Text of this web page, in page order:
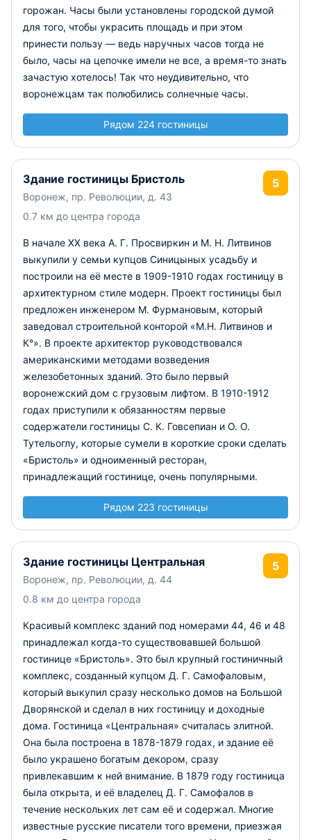
горожан. Часы были установлены городской думой
для того, чтобы украсить площадь и при этом
принести пользу — ведь наручных часов тогда не
было, часы на цепочке имели не все, а время-то знать
зачастую хотелось! Так что неудивительно, что
воронежцам так полюбились солнечные часы.
Рядом 224 гостиницы
Здание гостиницы Бристоль
Воронеж, пр. Революции, д. 43
0.7 км до центра города
5
В начале XX века А. Г. Просвиркин и М. Н. Литвинов
выкупили у семьи купцов Синицыных усадьбу и
построили на её месте в 1909-1910 годах гостиницу в
архитектурном стиле модерн. Проект гостиницы был
предложен инженером М. Фурмановым, который
заведовал строительной конторой «М.Н. Литвинов и
К°». В проекте архитектор руководствовался
американскими методами возведения
железобетонных зданий. Это было первый
воронежский дом с грузовым лифтом. В 1910-1912
годах приступили к обязанностям первые
содержатели гостиницы С. К. Говсепиан и О. О.
Тутельоглу, которые сумели в короткие сроки сделать
«Бристоль» и одноименный ресторан,
принадлежащий гостинице, очень популярными.
Рядом 223 гостиницы
Здание гостиницы Центральная
Воронеж, пр. Революции, д. 44
0.8 км до центра города
5
Красивый комплекс зданий под номерами 44, 46 и 48
принадлежал когда-то существовавшей большой
гостинице «Бристоль». Это был крупный гостиничный
комплекс, созданный купцом Д. Г. Самофаловым,
который выкупил сразу несколько домов на Большой
Дворянской и сделал в них гостиницу и доходные
дома. Гостиница «Центральная» считалась элитной.
Она была построена в 1878-1879 годах, и здание её
было украшено богатым декором, сразу
привлекавшим к ней внимание. В 1879 году гостиница
была открыта, и её владелец Д. Г. Самофалов в
течение нескольких лет сам её и содержал. Многие
известные русские писатели того времени, приезжая